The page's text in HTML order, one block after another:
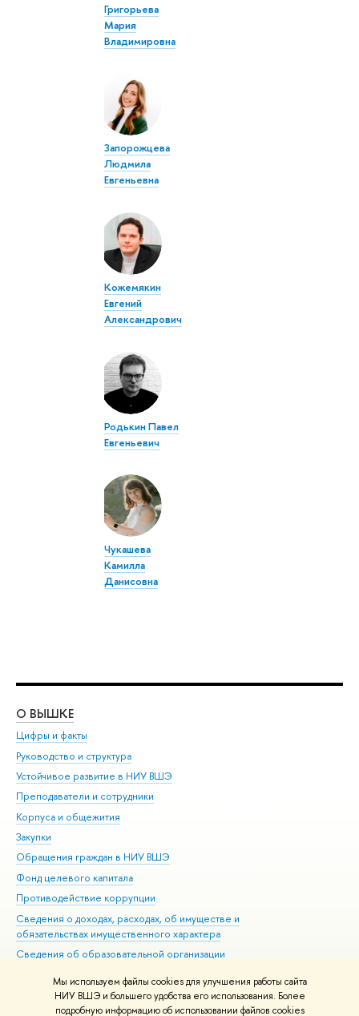
Мы используем файлы cookies для улучшения работы сайта
НИУ ВШЭ и большего удобства его использования. Более
подробную информацию об использовании файлов cookies
Григорьева
Мария
Владимировна
Запорожцева
Людмила
Евгеньевна
Кожемякин
Евгений
Александрович
Родькин Павел
Евгеньевич
Чукашева
Камилла
Данисовна
О ВЫШКЕ
Цифры и факты
Руководство и структура
Устойчивое развитие в НИУ ВШЭ
Преподаватели и сотрудники
Корпуса и общежития
Закупки
Обращения граждан в НИУ ВШЭ
Фонд целевого капитала
Противодействие коррупции
Сведения о доходах, расходах, об имуществе и
обязательствах имущественного характера
Сведения об образовательной организации
Людям с ограниченными возможностями здоровья
Единая платежная страница